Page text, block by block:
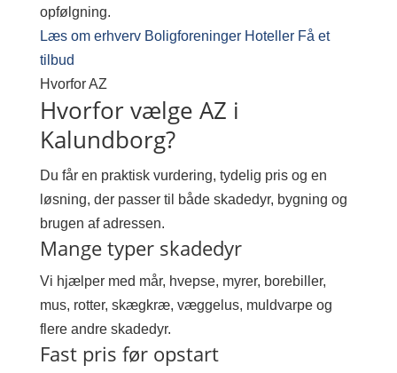
opfølgning.
Læs om erhverv Boligforeninger Hoteller Få et
tilbud
Hvorfor AZ
Hvorfor vælge AZ i
Kalundborg?
Du får en praktisk vurdering, tydelig pris og en
løsning, der passer til både skadedyr, bygning og
brugen af adressen.
Mange typer skadedyr
Vi hjælper med mår, hvepse, myrer, borebiller,
mus, rotter, skægkræ, væggelus, muldvarpe og
flere andre skadedyr.
Fast pris før opstart